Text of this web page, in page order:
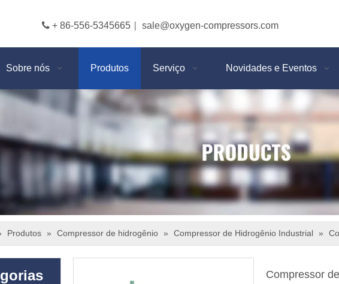
 + 86-556-5345665 sale@oxygen-compressors.com
Sobre nós Produtos Serviço Novidades e Eventos
Produtos » Compressor de hidrogênio » Compressor de Hidrogênio Industrial »
Compressor